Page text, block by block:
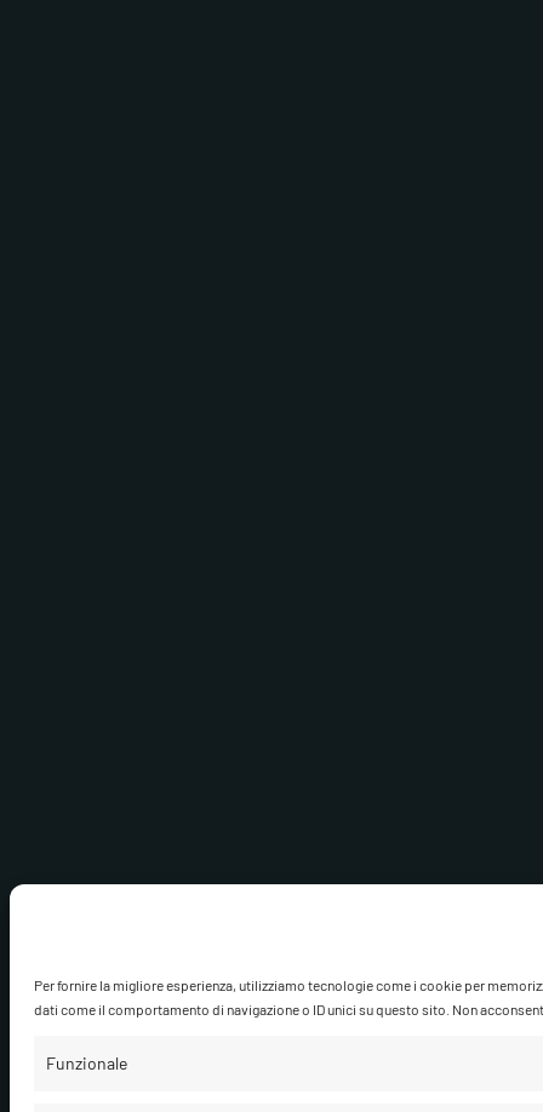
Per fornire la migliore esperienza, utilizziamo tecnologie come i cookie per
dati come il comportamento di navigazione o ID unici su questo sito. Non
Funzionale